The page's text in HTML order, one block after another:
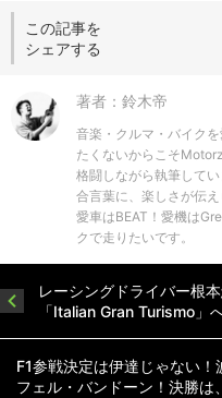
この記事を
シェアする
著者：鈴木帝
音楽・クルマ・バイク
たくないからこそ
格闘しながら執筆して
合言葉に、楽しさが伝
愛車はBEAT！愛機は
クで走りたいです。
レーシングドライバー根
「Italian Gran Turismo」
F1参戦決定は伊達じゃない
フェル・バンドーン！決勝